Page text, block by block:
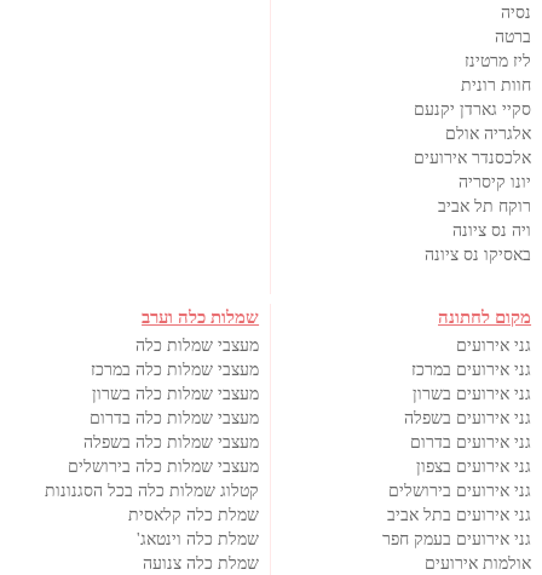
נסיה
ברטה
ליז מרטינז
חוות רונית
סקיי גארדן יקנעם
אלגריה אולם
אלכסנדר אירועים
יונו קיסריה
רוקח תל אביב
ויה נס ציונה
באסיקו נס ציונה
מקום לחתונה
גני אירועים
גני אירועים במרכז
גני אירועים בשרון
גני אירועים בשפלה
גני אירועים בדרום
גני אירועים בצפון
גני אירועים בירושלים
גני אירועים בתל אביב
גני אירועים בעמק חפר
אולמות אירועים
שמלות כלה וערב
מעצבי שמלות כלה
מעצבי שמלות כלה במרכז
מעצבי שמלות כלה בשרון
מעצבי שמלות כלה בדרום
מעצבי שמלות כלה בשפלה
מעצבי שמלות כלה בירושלים
קטלוג שמלות כלה בכל הסגנונות
שמלת כלה קלאסית
שמלת כלה וינטאג'
שמלת כלה צנועה